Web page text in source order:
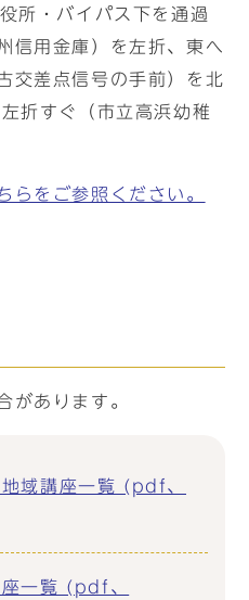
所・バイパス下を通過
信用金庫）を左折、東へ
交差点信号の手前）を北
折すぐ（市立高浜幼稚
らをご参照ください。
があります。
域講座一覧 (pdf、
一覧 (pdf、